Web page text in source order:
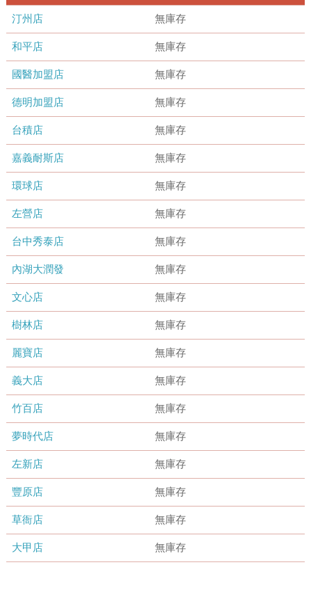
汀州店 無庫存
和平店 無庫存
國醫加盟店 無庫存
德明加盟店 無庫存
台積店 無庫存
嘉義耐斯店 無庫存
環球店 無庫存
左營店 無庫存
台中秀泰店 無庫存
內湖大潤發 無庫存
文心店 無庫存
樹林店 無庫存
麗寶店 無庫存
義大店 無庫存
竹百店 無庫存
夢時代店 無庫存
左新店 無庫存
豐原店 無庫存
草衙店 無庫存
大甲店 無庫存